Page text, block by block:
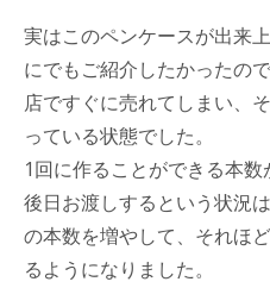
実はこのペンケースが出来
にでもご紹介したかったの
店ですぐに売れてしまい、
っている状態でした。
1回に作ることができる本
後日お渡しするという状況
の本数を増やして、それほ
るようになりました。